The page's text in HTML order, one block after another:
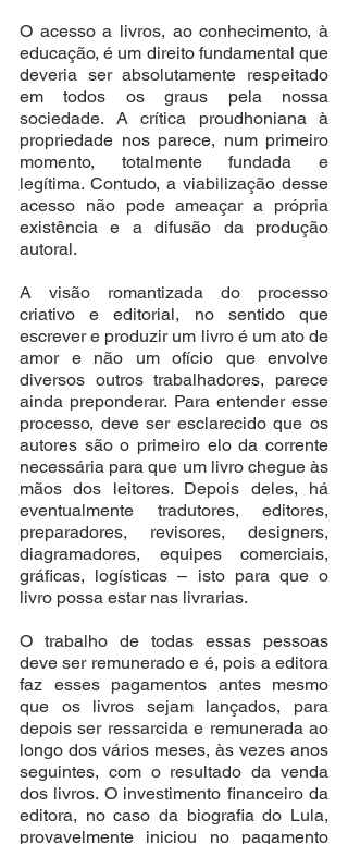
O acesso a livros, ao conhecimento, à
educação, é um direito fundamental que
deveria ser absolutamente respeitado
em todos os graus pela nossa
sociedade. A crítica proudhoniana à
propriedade nos parece, num primeiro
momento, totalmente fundada e
legítima. Contudo, a viabilização desse
acesso não pode ameaçar a própria
existência e a difusão da produção
autoral.
A visão romantizada do processo
criativo e editorial, no sentido que
escrever e produzir um livro é um ato de
amor e não um ofício que envolve
diversos outros trabalhadores, parece
ainda preponderar. Para entender esse
processo, deve ser esclarecido que os
autores são o primeiro elo da corrente
necessária para que um livro chegue às
mãos dos leitores. Depois deles, há
eventualmente tradutores, editores,
preparadores, revisores, designers,
diagramadores, equipes comerciais,
gráficas, logísticas – isto para que o
livro possa estar nas livrarias.
O trabalho de todas essas pessoas
deve ser remunerado e é, pois a editora
faz esses pagamentos antes mesmo
que os livros sejam lançados, para
depois ser ressarcida e remunerada ao
longo dos vários meses, às vezes anos
seguintes, com o resultado da venda
dos livros. O investimento financeiro da
editora, no caso da biografia do Lula,
provavelmente iniciou no pagamento